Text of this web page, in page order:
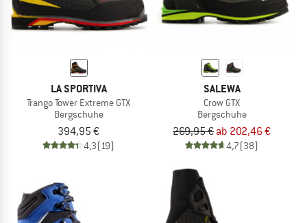
LA SPORTIVA
Trango Tower Extreme GTX
Bergschuhe
394,95 €
4,3(19)
SALEWA
Crow GTX
Bergschuhe
269,95 € ab 202,46 €
4,7(38)